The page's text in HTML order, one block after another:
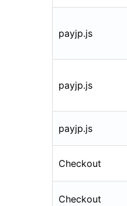
payjp.js
payjp.js
payjp.js
Checkout
Checkout